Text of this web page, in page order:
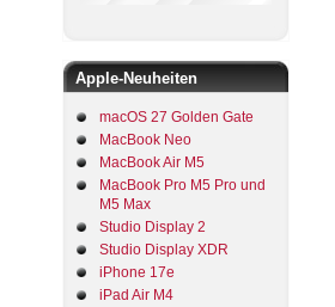
Apple-Neuheiten
macOS 27 Golden Gate
MacBook Neo
MacBook Air M5
MacBook Pro M5 Pro und
M5 Max
Studio Display 2
Studio Display XDR
iPhone 17e
iPad Air M4